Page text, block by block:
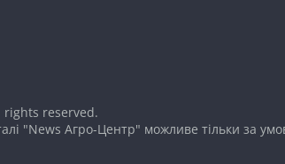
rights reserved.
"News Агро-Центр" можливе тільки за